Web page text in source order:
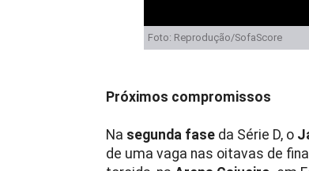
Foto: Reprodução/SofaScore
Próximos compromissos
Na segunda fase da Série D, o
de uma vaga nas oitavas de